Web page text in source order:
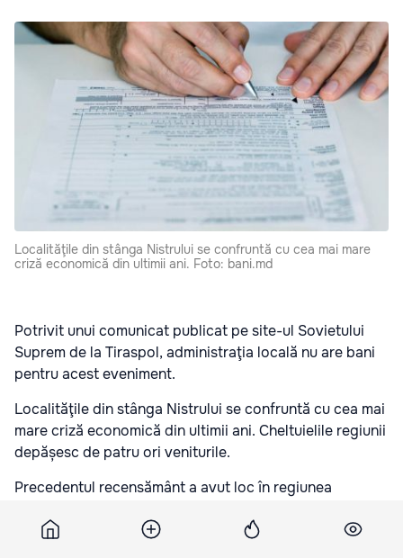
Localităţile din stânga Nistrului se confruntă cu cea mai mare
criză economică din ultimii ani. Foto: bani.md
Potrivit unui comunicat publicat pe site-ul Sovietului
Suprem de la Tiraspol, administraţia locală nu are bani
pentru acest eveniment.
Localităţile din stânga Nistrului se confruntă cu cea mai
mare criză economică din ultimii ani. Cheltuielile regiunii
depășesc de patru ori veniturile.
Precedentul recensământ a avut loc în regiunea
500 de mii de dolari.